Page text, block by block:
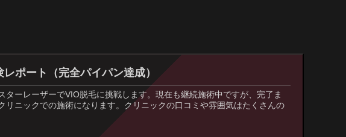
ポート（完全パイパン達成）
ーレーザーでVIO脱毛に挑戦します。現在も継続施術中ですが、完了ま
ニックでの施術になります。クリニックの口コミや雰囲気はたくさんの